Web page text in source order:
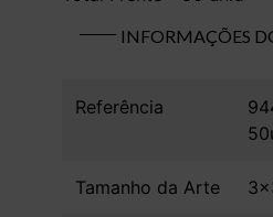
INFORMAÇÕES
Referência
Tamanho da Arte